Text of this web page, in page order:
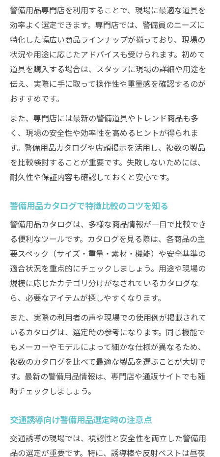
専門店通販で警備用品を比較する方法
カタログを参考にした賢い警備道具選定術
警備用品通販で見落としがちな注意点
警備用品専門店を利用することで、現場に最適な道具を
効率よく選定できます。専門店では、警備員のニーズに
特化した幅広い商品ラインナップが揃っており、現場の
状況や用途に応じたアドバイスも受けられます。初めて
道具を購入する場合は、スタッフに現場の詳細や用途を
伝え、実際に手に取って操作性や重量感を確認するのが
おすすめです。
また、専門店には最新の警備道具やトレンド商品も多
く、現場の安全性や効率性を高めるヒントが得られま
す。警備用品カタログや店頭掲示を活用し、複数の製品
を比較検討することが重要です。失敗しないためには、
耐久性や保証内容も確認しておくと安心です。
警備用品カタログで特徴比較のコツを知る
警備用品カタログは、多様な商品情報が一目で比較でき
る便利なツールです。カタログを見る際は、各商品の主
要スペック（サイズ・重量・素材・機能）や安全基準の
適合状況を重点的にチェックしましょう。用途や現場の
規模に応じたカテゴリ分けがなされているカタログな
ら、必要なアイテムが探しやすくなります。
また、実際の利用者の声や現場での使用例が掲載されて
いるカタログは、選定時の参考になります。同じ機能で
もメーカーやモデルによって細かな仕様が異なるため、
複数のカタログを比べて最適な製品を選ぶことが大切で
す。最新の警備用品情報は、専門店や通販サイトでも随
時チェックしましょう。
交通誘導向け警備用品選定時の注意点
交通誘導の現場では、視認性と安全性を両立した警備用
品の選定が重要です。特に、誘導棒や反射ベストは昼夜